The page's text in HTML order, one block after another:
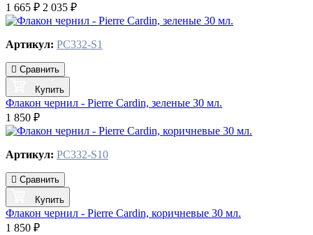
1 665 ₽ 2 035 ₽
Артикул: PC332-S1
Сравнить
Купить
Флакон чернил - Pierre Cardin, зеленые 30 мл.
1 850 ₽
Артикул: PC332-S10
Сравнить
Купить
Флакон чернил - Pierre Cardin, коричневые 30 мл.
1 850 ₽